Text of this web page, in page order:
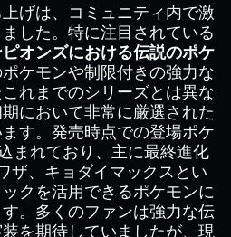
げは、コミュニティ内で激
した。特に注目されている
オンズにおける伝説のポケ
ケモンや制限付きの強力な
れまでのシリーズとは異な
において非常に厳選された
す。発売時点での登場ポケ
まれており、主に最終進化
ザ、キョダイマックスとい
クを活用できるポケモンに
。多くのファンは強力な伝
を期待していましたが、現